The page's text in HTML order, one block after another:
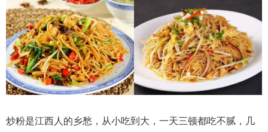
炒粉是江西人的乡愁，从小吃到大，一天三顿都吃不腻，几